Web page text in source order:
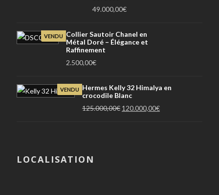
49.000,00€
VENDU
Collier Sautoir Chanel en
Métal Doré – Élégance et
Raffinement
2.500,00€
VENDU
Hermes Kelly 32 Himalya en
crocodile Blanc
125.000,00€ Le
120.000,00€Le
LOCALISATION